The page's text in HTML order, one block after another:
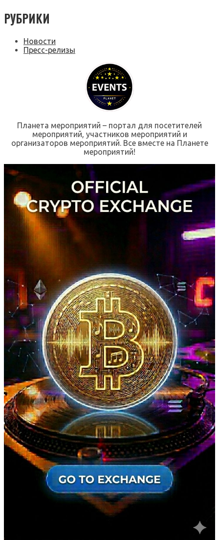
РУБРИКИ
Новости
Пресс-релизы
Планета мероприятий – портал для посетителей
мероприятий, участников мероприятий и
организаторов мероприятий. Все вместе на Планете
мероприятий!